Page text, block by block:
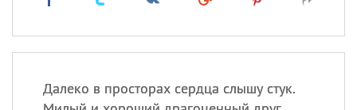
Далеко в просторах сердца слышу стук.